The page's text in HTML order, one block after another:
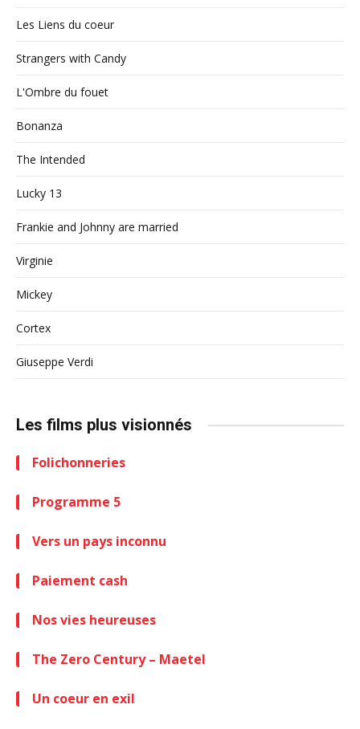
Les Liens du coeur
Strangers with Candy
L'Ombre du fouet
Bonanza
The Intended
Lucky 13
Frankie and Johnny are married
Virginie
Mickey
Cortex
Giuseppe Verdi
Les films plus visionnés
Folichonneries
Programme 5
Vers un pays inconnu
Paiement cash
Nos vies heureuses
The Zero Century – Maetel
Un coeur en exil